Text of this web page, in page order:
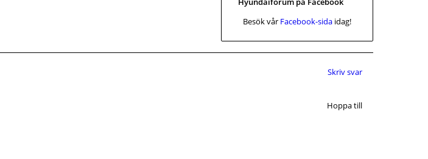
Besök vår Facebook-sida idag!
Skriv svar
Hoppa till